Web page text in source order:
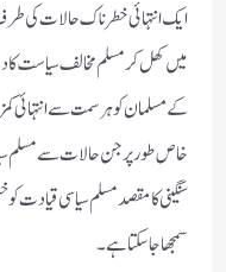
ایک انتہائی خطرناک حالات کی
میں کھل کر مسلم مخالف سیاست
کے مسلمان کو ہر سمت سے انتہائی
خاص طور پر جن حالات سے مسلم
سنگینی کا مقصد مسلم سیاسی قیادت
سمجھا جاسکتا ہے۔